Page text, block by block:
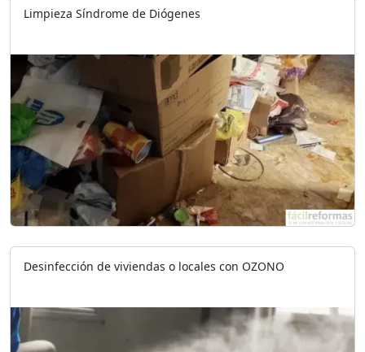
Limpieza Síndrome de Diógenes
Desinfección de viviendas o locales con OZONO